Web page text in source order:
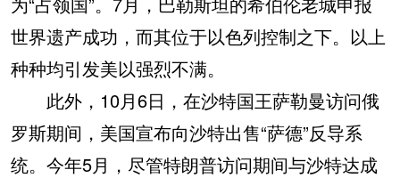
世界遗产成功，而其位于以色列控制之下。以上
种种均引发美以强烈不满。
此外，10月6日，在沙特国王萨勒曼访问俄
罗斯期间，美国宣布向沙特出售“萨德”反导系
统。今年5月，尽管特朗普访问期间与沙特达成